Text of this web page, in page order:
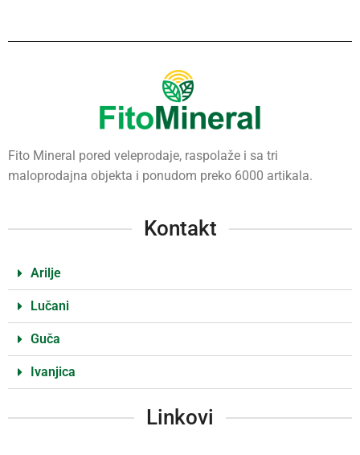
Fito Mineral pored veleprodaje, raspolaže i sa tri
maloprodajna objekta i ponudom preko 6000 artikala.
Kontakt
Arilje
Lučani
Guča
Ivanjica
Linkovi